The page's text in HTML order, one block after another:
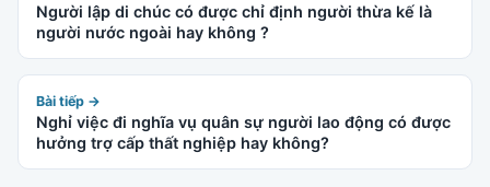
Người lập di chúc có được chỉ định người thừa kế là
người nước ngoài hay không ?
Bài tiếp →
Nghỉ việc đi nghĩa vụ quân sự người lao động có được
hưởng trợ cấp thất nghiệp hay không?